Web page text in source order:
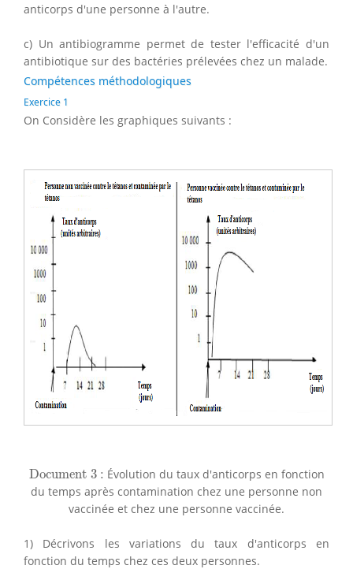
anticorps d'une personne à l'autre.
c) Un antibiogramme permet de tester l'efficacité d'un
antibiotique sur des bactéries prélevées chez un malade.
Compétences méthodologiques
Exercice 1
On Considère les graphiques suivants :
Document 3 :
Document 3 :Évolution du taux d'anticorps en fonction
du temps après contamination chez une personne non
vaccinée et chez une personne vaccinée.
1) Décrivons les variations du taux d'anticorps en
fonction du temps chez ces deux personnes.